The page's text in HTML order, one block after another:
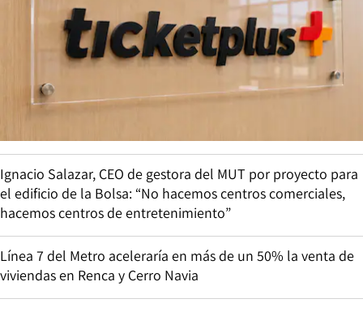
Ignacio Salazar, CEO de gestora del MUT por proyecto para
el edificio de la Bolsa: “No hacemos centros comerciales,
hacemos centros de entretenimiento”
Línea 7 del Metro aceleraría en más de un 50% la venta de
viviendas en Renca y Cerro Navia